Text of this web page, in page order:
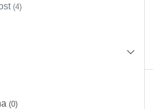
(4)
(0)